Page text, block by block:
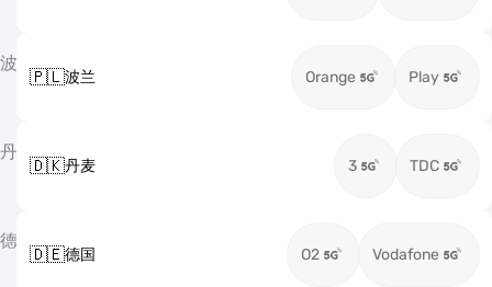
波
🇵🇱波兰 Orange Play
丹
🇩🇰丹麦 3 TDC
德
🇩🇪德国 O2 Vodafone